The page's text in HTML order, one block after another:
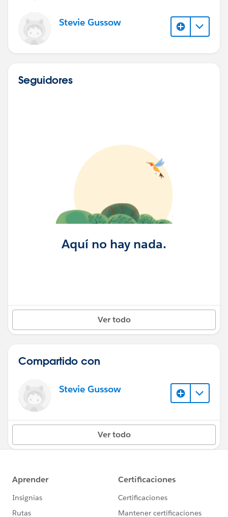
Stevie Gussow
Seguidores
Aquí no hay nada.
Ver todo
Compartido con
Stevie Gussow
Ver todo